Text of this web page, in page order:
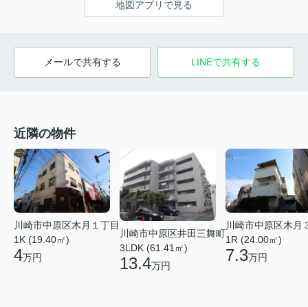
地図アプリで見る
メールで共有する LINEで共有する
近隣の物件
川崎市中原区木月１丁目
1K (19.40㎡)
4万円
川崎市中原区井田三舞町
3LDK (61.41㎡)
13.4万円
川崎市中原区木月
1R (24.00㎡)
7.3万円